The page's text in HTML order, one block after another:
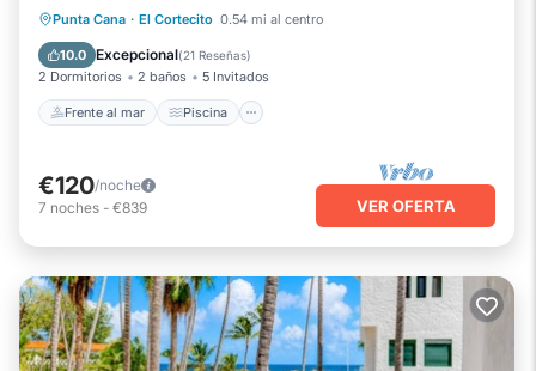
Punta Cana · El Cortecito 0.54 mi al centro
10.0 Excepcional(21 Reseñas)
2 Dormitorios 2 baños 5 Invitados
Frente al mar Piscina
Frente al mar Piscina
Balcón/Terraza
€120/noche
7 noches - €839 VER OFERTA